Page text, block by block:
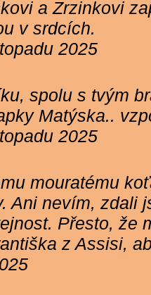
a Zrzinkovi
v srdcích.
2025
spolu s tvým
Matýska..
2025
mouratému
Ani nevím, zdali
Přesto, že
z Assisi,